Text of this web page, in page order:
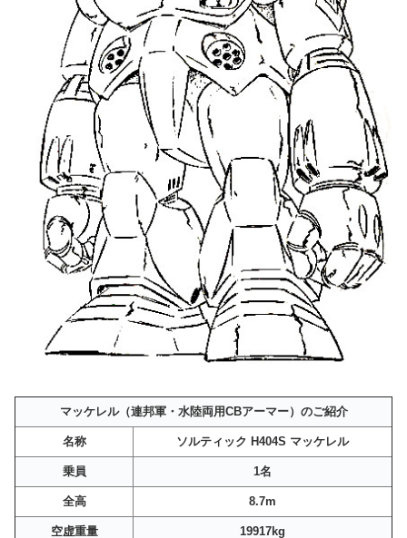
マッケレル（連邦軍・水陸両用CBアーマー）のご紹介
名称 ソルティック H404S マッケレル
乗員 1名
全高 8.7m
空虚重量 19917kg